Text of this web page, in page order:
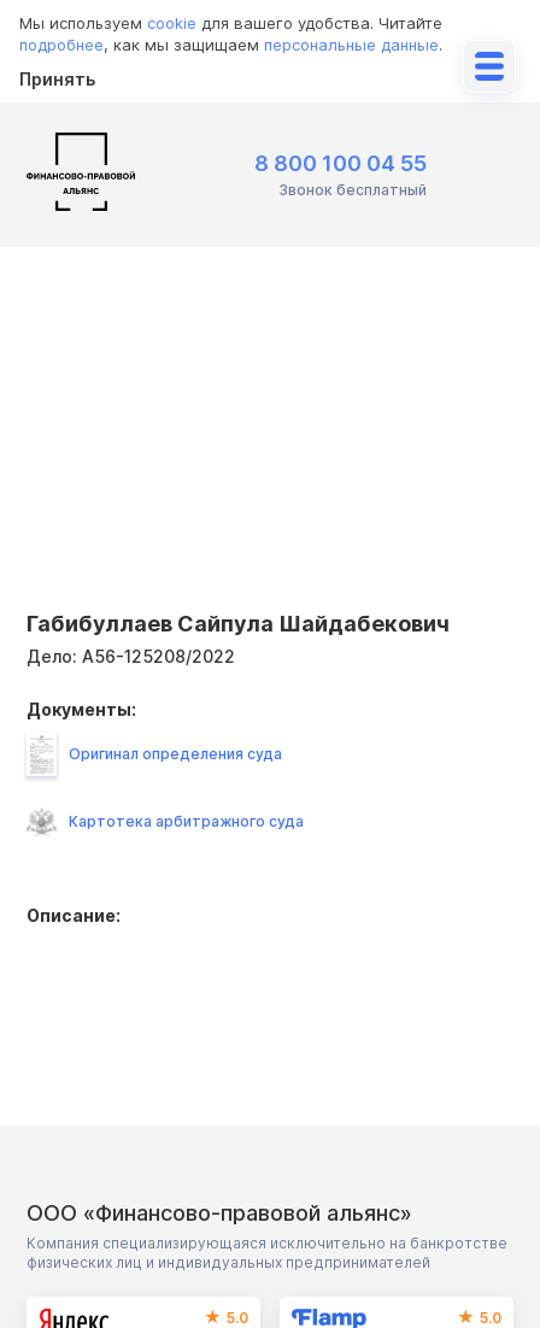
Мы используем cookie для вашего удобства. Читайте
подробнее, как мы защищаем персональные данные.
Принять
8 800 100 04 55
Звонок бесплатный
Габибуллаев Сайпула Шайдабекович
Дело: А56-125208/2022
Описание:
Документы:
Оригинал определения суда
Картотека арбитражного суда
ООО «Финансово-правовой альянс»
Компания специализирующаяся исключительно на банкротстве
физических лиц и индивидуальных предпринимателей
5.0
5.0